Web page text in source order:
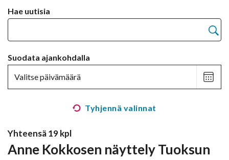
Hae uutisia
Suodata ajankohdalla
Tyhjennä valinnat
Yhteensä19kpl
Anne Kokkosen näyttely Tuoksun